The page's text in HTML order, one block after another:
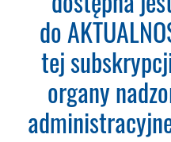
bazy
Teraz
Inspektor
musisz
do
tej
organy